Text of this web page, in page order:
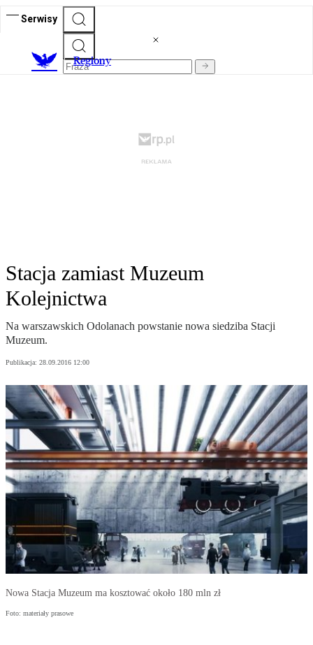
Serwisy
Regiony
Stacja zamiast Muzeum
Kolejnictwa
Na warszawskich Odolanach powstanie nowa siedziba Stacji
Muzeum.
Publikacja: 28.09.2016 12:00
Nowa Stacja Muzeum ma kosztować około 180 mln zł
Foto: materiały prasowe